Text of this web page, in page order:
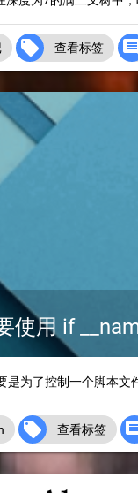
 查看标签 
用 if
是为了控制一个脚本
 查看标签